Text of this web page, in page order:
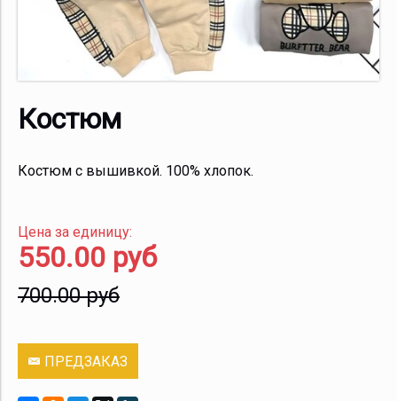
Костюм
Костюм с вышивкой. 100% хлопок.
Цена за единицу:
550.00 руб
700.00 руб
ПРЕДЗАКАЗ